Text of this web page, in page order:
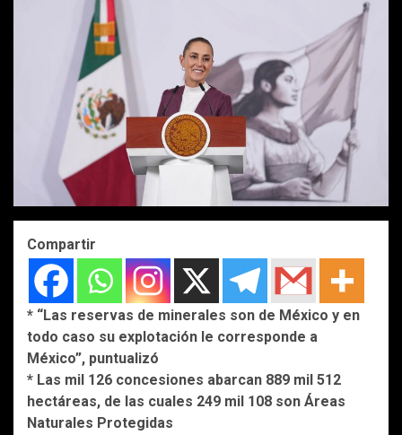
Compartir
* “Las reservas de minerales son de México y en
todo caso su explotación le corresponde a
México”, puntualizó
* Las mil 126 concesiones abarcan 889 mil 512
hectáreas, de las cuales 249 mil 108 son Áreas
Naturales Protegidas